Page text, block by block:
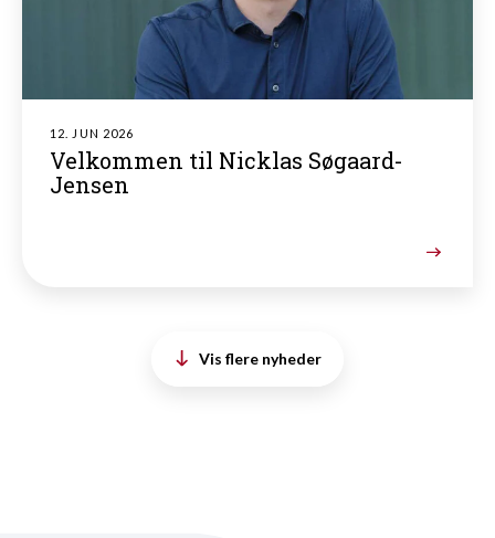
12. JUN 2026
Velkommen til Nicklas Søgaard-
Jensen
Vis flere nyheder